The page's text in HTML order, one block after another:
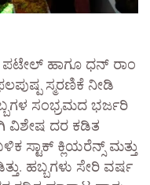
ಹಾಗೂ ಧನ್ ರಾಂ
ಸ್ಮರಣಿಕೆ ನೀಡಿ
ಸಂಭ್ರಮದ ಭರ್ಜರಿ
ವಿಶೇಷ ದರ ಕಡಿತ
ಸ್ಟಾಕ್ ಕ್ಲಿಯರೆನ್ಸ್ ಮತ್ತು
ಹಬ್ಬಗಳು ಸೇರಿ ವರ್ಷ